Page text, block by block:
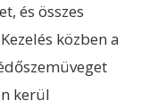
és összes
közben a
kerül